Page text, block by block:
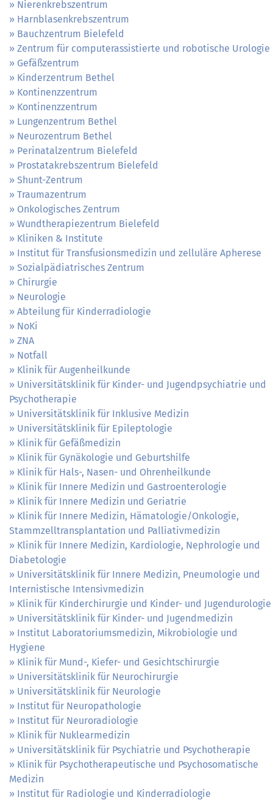
Nierenkrebszentrum
Harnblasenkrebszentrum
Bauchzentrum Bielefeld
Zentrum für computerassistierte und robotische Urologie
Gefäßzentrum
Kinderzentrum Bethel
Kontinenzzentrum
Kontinenzzentrum
Lungenzentrum Bethel
Neurozentrum Bethel
Perinatalzentrum Bielefeld
Prostatakrebszentrum Bielefeld
Shunt-Zentrum
Traumazentrum
Onkologisches Zentrum
Wundtherapiezentrum Bielefeld
Kliniken & Institute
Institut für Transfusionsmedizin und zelluläre Apherese
Sozialpädiatrisches Zentrum
Chirurgie
Neurologie
Abteilung für Kinderradiologie
NoKi
ZNA
Notfall
Klinik für Augenheilkunde
Universitätsklinik für Kinder- und Jugendpsychiatrie und
Psychotherapie
Universitätsklinik für Inklusive Medizin
Universitätsklinik für Epileptologie
Klinik für Gefäßmedizin
Klinik für Gynäkologie und Geburtshilfe
Klinik für Hals-, Nasen- und Ohrenheilkunde
Klinik für Innere Medizin und Gastroenterologie
Klinik für Innere Medizin und Geriatrie
Klinik für Innere Medizin, Hämatologie/Onkologie,
Stammzelltransplantation und Palliativmedizin
Klinik für Innere Medizin, Kardiologie, Nephrologie und
Diabetologie
Universitätsklinik für Innere Medizin, Pneumologie und
Internistische Intensivmedizin
Klinik für Kinderchirurgie und Kinder- und Jugendurologie
Universitätsklinik für Kinder- und Jugendmedizin
Institut Laboratoriumsmedizin, Mikrobiologie und
Hygiene
Klinik für Mund-, Kiefer- und Gesichtschirurgie
Universitätsklinik für Neurochirurgie
Universitätsklinik für Neurologie
Institut für Neuropathologie
Institut für Neuroradiologie
Klinik für Nuklearmedizin
Universitätsklinik für Psychiatrie und Psychotherapie
Klinik für Psychotherapeutische und Psychosomatische
Medizin
Institut für Radiologie und Kinderradiologie